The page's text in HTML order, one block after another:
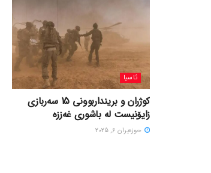
ئاسیا
کوژران و برینداربوونی 15 سەربازی
زایۆنیست لە باشوری غەززە
حوزه‌یران 6, 2025